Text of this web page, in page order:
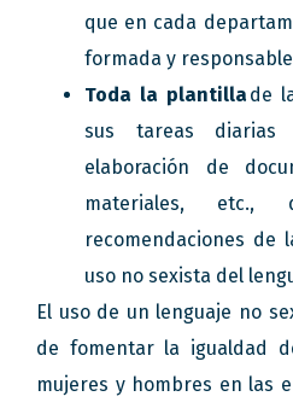
que en cada
formada y
Toda la plantilla de
sus tareas diarias
elaboración de
materiales, etc.,
recomendaciones de
uso no sexista del
El uso de un lenguaje no
de fomentar la igualdad
mujeres y hombres en las